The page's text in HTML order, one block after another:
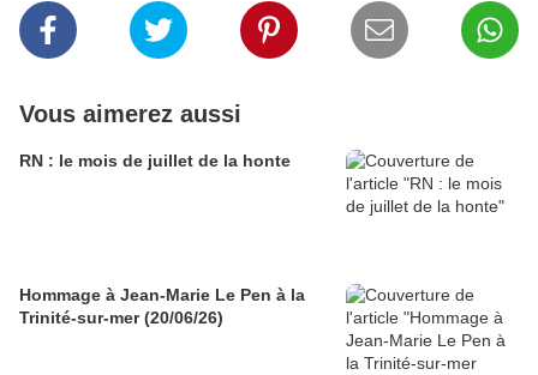
Vous aimerez aussi
RN : le mois de juillet de la honte
Hommage à Jean-Marie Le Pen à la
Trinité-sur-mer (20/06/26)